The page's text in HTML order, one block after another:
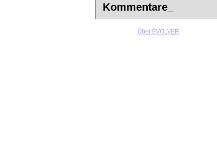
Kommentare_
Über EVOLVER